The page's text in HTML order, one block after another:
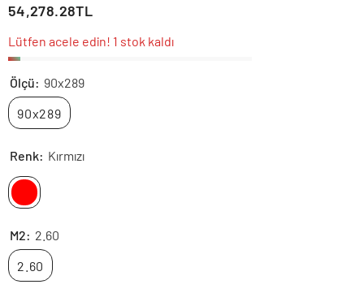
54,278.28TL
Lütfen acele edin! 1 stok kaldı
Ölçü: 90x289
90x289
Renk: Kırmızı
M2: 2.60
2.60